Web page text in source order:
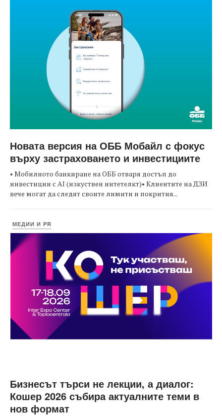
Новата версия на ОББ Мобайл с фокус
върху застраховането и инвестициите
• Мобилното банкиране на ОББ отваря достъп до
инвестиции с AI (изкуствен интетелкт)• Клиентите на ДЗИ
вече могат да следят своите лимити и покрития...
МЕДИИ И PR
Бизнесът търси не лекции, а диалог:
Кошер 2026 събира актуалните теми в
нов формат